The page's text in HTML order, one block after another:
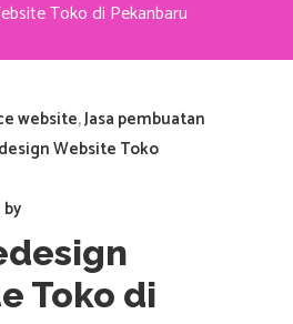
Toko di Pekanbaru
website,Jasa pembuatan
Website Toko
by
Toko di